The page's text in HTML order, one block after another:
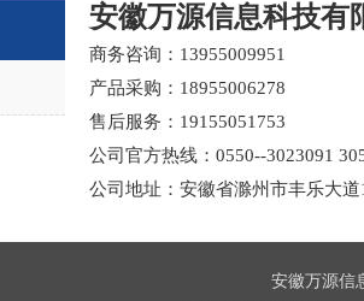
安徽万源信息科技有
商务咨询：13955009951
产品采购：18955006278
售后服务：19155051753
公司官方热线：0550--3023091
公司地址：安徽省滁州市丰乐大
安徽万源信